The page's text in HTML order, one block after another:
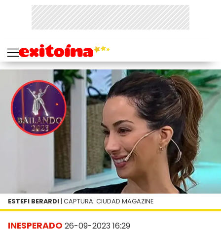
INESPERADO 26-09-2023 16:29
ESTEFI BERARDI | CAPTURA: CIUDAD MAGAZINE